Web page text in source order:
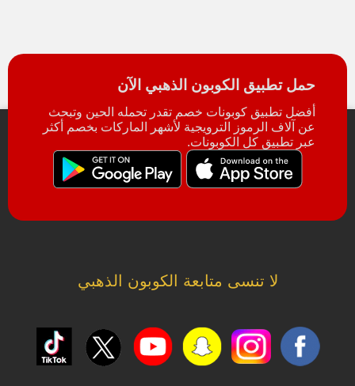
حمل تطبيق الكوبون الذهبي الآن
أفضل تطبيق كوبونات خصم تقدر تحمله الحين وتبحث
عن آلاف الرموز الترويجية لأشهر الماركات بخصم أكثر
عبر تطبيق كل الكوبونات.
لا تنسى متابعة الكوبون الذهبي